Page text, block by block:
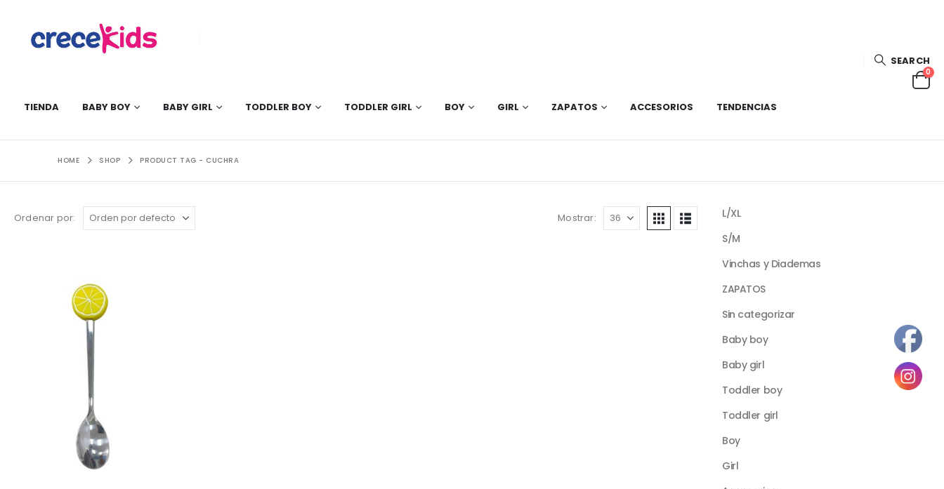
TIENDA BABY BOY BABY GIRL TODDLER BOY TODDLER GIRL BOY GIRL ZAPATOS ACCESORIOS TENDENCIAS
SEARCH
0
HOME SHOP PRODUCT TAG - CUCHRA
Ordenar por: Mostrar:
L/XL
S/M
Vinchas y Diademas
ZAPATOS
Sin categorizar
Baby boy
Baby girl
Toddler boy
Toddler girl
Boy
Girl